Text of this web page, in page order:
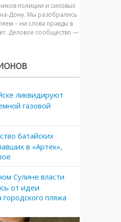
полиции и силовых
на-Дону. Мы разобрались
– ни слова правды в
Деловое сообщество —
ликвидируют
газовой
батайских
в «Артек»,
Сулине власти
от идеи
городского пляжа